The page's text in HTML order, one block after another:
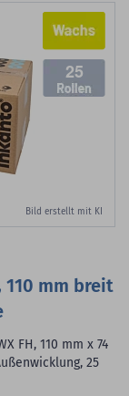
25
Bild erstellt mit KI
110 mm breit
FH, 110 mm x 74
25